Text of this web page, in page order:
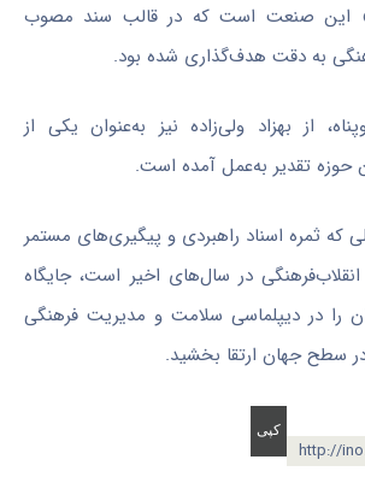
این صنعت است که در قالب سند مصوب
به دقت هدف‌گذاری شده بود.
از بهزاد ولی‌زاده نیز به‌عنوان یکی از
حوزه تقدیر به‌عمل آمده است.
که ثمره اسناد راهبردی و پیگیری‌های مستمر
انقلاب‌فرهنگی در سال‌های اخیر است، جایگاه
را در دیپلماسی سلامت و مدیریت فرهنگی
سطح جهان ارتقا بخشید.
http://